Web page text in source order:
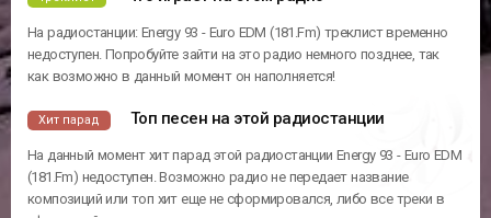
На радиостанции: Energy 93 - Euro EDM (181.Fm) треклист временно
недоступен. Попробуйте зайти на это радио немного позднее, так
как возможно в данный момент он наполняется!
Хит парад Топ песен на этой радиостанции
На данный момент хит парад этой радиостанции Energy 93 - Euro EDM
(181.Fm) недоступен. Возможно радио не передает название
композиций или топ хит еще не сформировался, либо все треки в